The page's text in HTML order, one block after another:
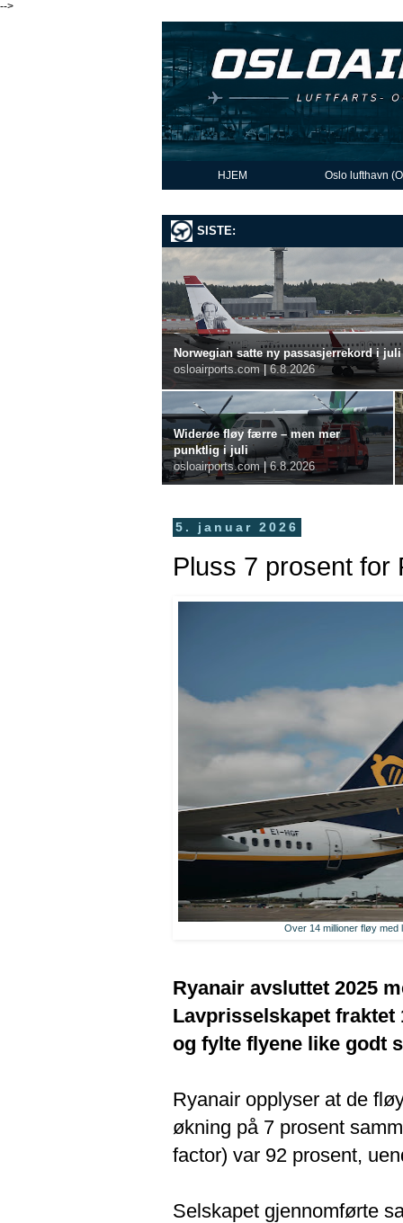
-->
HJEM Oslo lufthavn
SISTE:
Norwegian satte ny passasjerrekord i juli
osloairports.com
6.8.2026
Widerøe fløy færre – men mer
punktlig i juli
osloairports.com | 6.8.2026
5. januar 2026
Pluss 7 prosent for
Over 14 millioner fløy med
Ryanair avsluttet 2025
Lavprisselskapet fraktet
og fylte flyene like godt
Ryanair opplyser at de
økning på 7 prosent
factor) var 92 prosent,
Selskapet gjennomførte